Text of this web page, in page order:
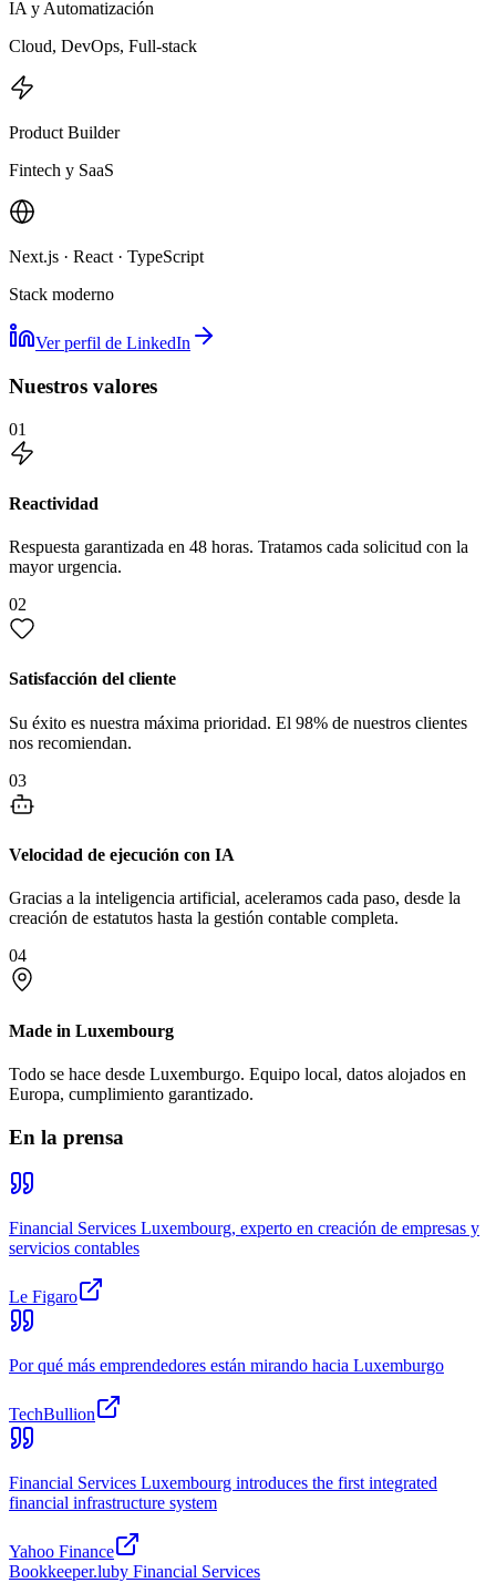
IA y Automatización
Cloud, DevOps, Full-stack
Product Builder
Fintech y SaaS
Next.js · React · TypeScript
Stack moderno
Ver perfil de LinkedIn
Nuestros valores
01
Reactividad
Respuesta garantizada en 48 horas. Tratamos cada solicitud con la
mayor urgencia.
02
Satisfacción del cliente
Su éxito es nuestra máxima prioridad. El 98% de nuestros clientes
nos recomiendan.
03
Velocidad de ejecución con IA
Gracias a la inteligencia artificial, aceleramos cada paso, desde la
creación de estatutos hasta la gestión contable completa.
04
Made in Luxembourg
Todo se hace desde Luxemburgo. Equipo local, datos alojados en
Europa, cumplimiento garantizado.
En la prensa
Financial Services Luxembourg, experto en creación de empresas y
servicios contables
Le Figaro
Por qué más emprendedores están mirando hacia Luxemburgo
TechBullion
Financial Services Luxembourg introduces the first integrated
financial infrastructure system
Yahoo Finance
Bookkeeper.luby Financial Services